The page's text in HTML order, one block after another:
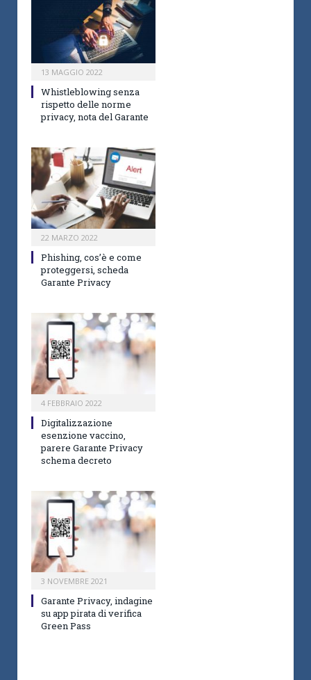
13 MAGGIO 2022
Whistleblowing senza
rispetto delle norme
privacy, nota del Garante
22 MARZO 2022
Phishing, cos’è e come
proteggersi, scheda
Garante Privacy
4 FEBBRAIO 2022
Digitalizzazione
esenzione vaccino,
parere Garante Privacy
schema decreto
3 NOVEMBRE 2021
Garante Privacy, indagine
su app pirata di verifica
Green Pass